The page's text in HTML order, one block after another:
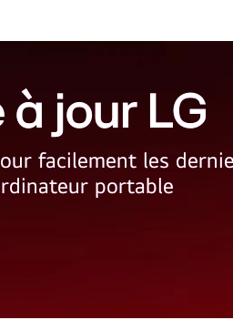
à jour LG
facilement les
portable